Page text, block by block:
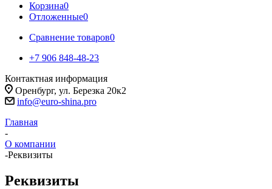
Корзина0
Отложенные0
Сравнение товаров0
+7 906 848-48-23
Контактная информация
Оренбург, ул. Березка 20к2
info@euro-shina.pro
Главная
-
О компании
-Реквизиты
Реквизиты